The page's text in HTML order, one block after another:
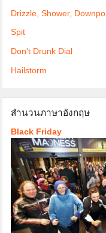
Drizzle, Shower,
Spit
Don't Drunk Dial
Hailstorm
สำนวนภาษาอังกฤษ
Black Friday